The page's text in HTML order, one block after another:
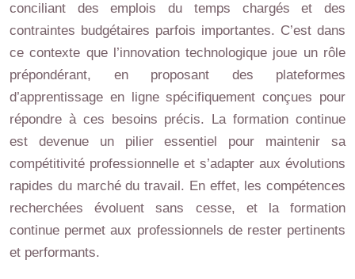
conciliant des emplois du temps chargés et des
contraintes budgétaires parfois importantes. C’est dans
ce contexte que l’innovation technologique joue un rôle
prépondérant, en proposant des plateformes
d’apprentissage en ligne spécifiquement conçues pour
répondre à ces besoins précis. La formation continue
est devenue un pilier essentiel pour maintenir sa
compétitivité professionnelle et s’adapter aux évolutions
rapides du marché du travail. En effet, les compétences
recherchées évoluent sans cesse, et la formation
continue permet aux professionnels de rester pertinents
et performants.